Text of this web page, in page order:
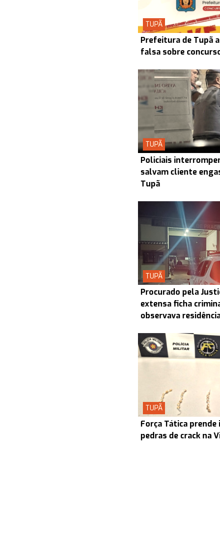
TUPÃ
Prefeitura de Tupã
falsa sobre
TUPÃ
Policiais
salvam cliente
Tupã
TUPÃ
Procurado pela
extensa ficha
observava
TUPÃ
Força Tática
pedras de crack na